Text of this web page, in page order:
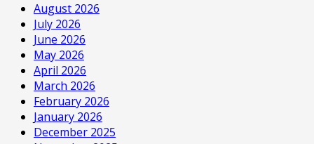
August 2026
July 2026
June 2026
May 2026
April 2026
March 2026
February 2026
January 2026
December 2025